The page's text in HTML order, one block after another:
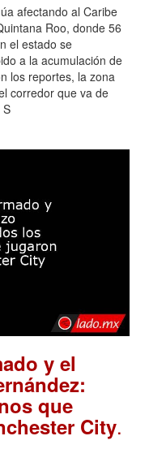
afectando al Caribe
Roo, donde 56
el estado se
a la acumulación de
los reportes, la zona
corredor que va de
S
y el
que
City.